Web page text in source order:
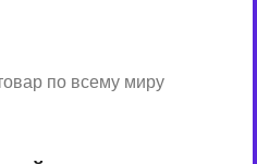
по всему миру